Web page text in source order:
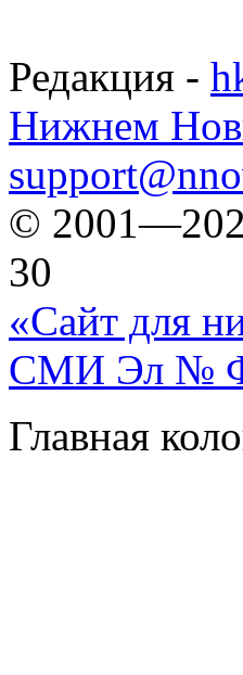
Редакция -
Нижнем
©
30
«Сайт для
СМИ Эл №
Главная